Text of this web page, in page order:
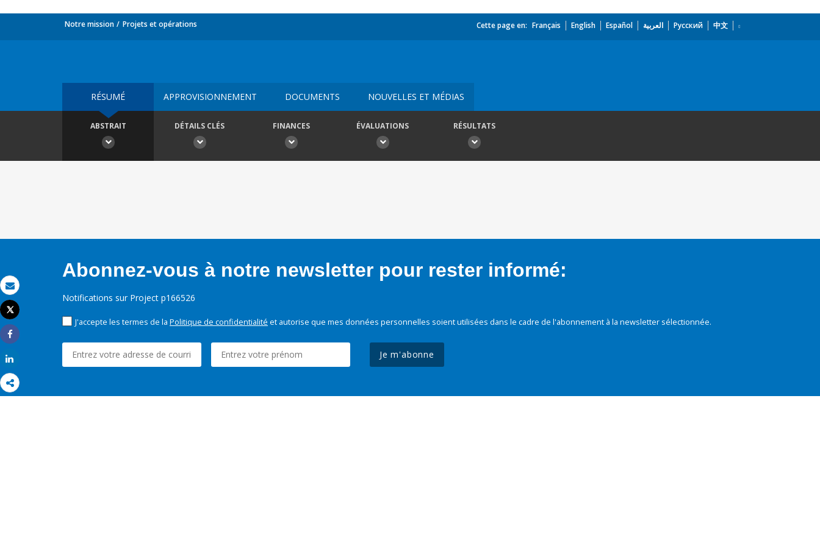
Email
Imprimer
Tweet
Share
Notre mission Projets et opérations Cette page en: Français English Español العربية Русский 中文
RÉSUMÉ APPROVISIONNEMENT DOCUMENTS NOUVELLES ET MÉDIAS
ABSTRAIT DÉTAILS CLÉS FINANCES ÉVALUATIONS RÉSULTATS
Abonnez-vous à notre newsletter pour rester informé:
Notifications sur Project p166526
J'accepte les termes de la Politique de confidentialité et autorise que mes données personnelles soient utilisées dans le cadre de l'abonnement à la newsletter sélectionnée.
Je m'abonne